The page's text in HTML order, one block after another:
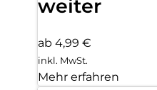
weiter
ab 4,99 €
inkl. MwSt.
Mehr erfahren